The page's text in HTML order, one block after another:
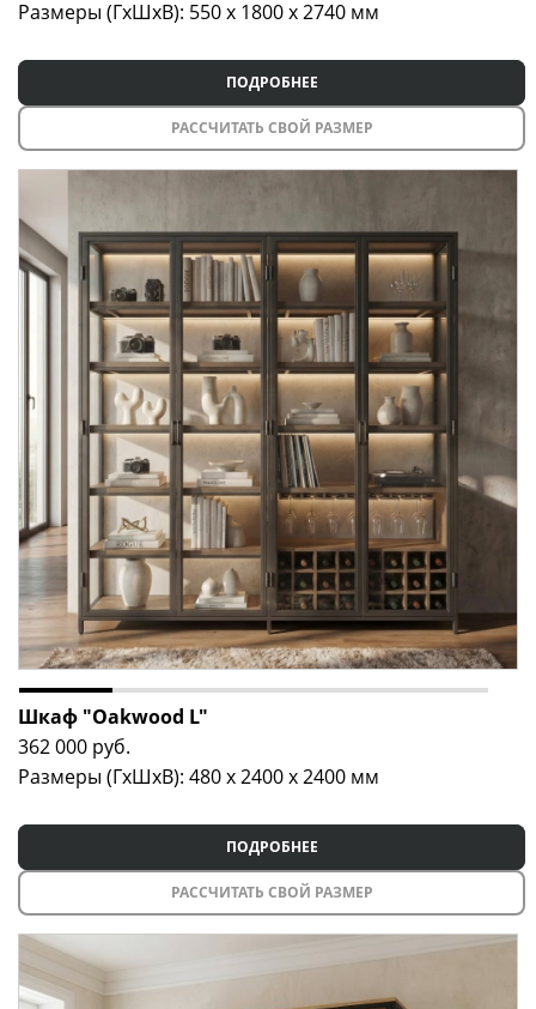
Размеры (ГxШxВ): 550 x 1800 x 2740 мм
ПОДРОБНЕЕ
РАССЧИТАТЬ СВОЙ РАЗМЕР
Шкаф "Oakwood L"
362 000 руб.
Размеры (ГxШxВ): 480 x 2400 x 2400 мм
ПОДРОБНЕЕ
РАССЧИТАТЬ СВОЙ РАЗМЕР